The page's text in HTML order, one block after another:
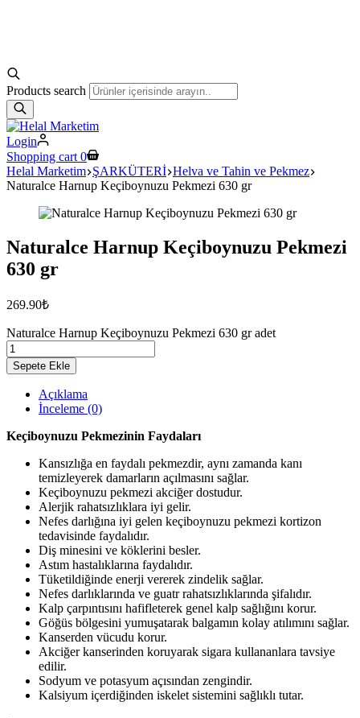
Products search
Login
Shopping cart 0
Helal Marketim ŞARKÜTERİ Helva ve Tahin ve Pekmez
Naturalce Harnup Keçiboynuzu Pekmezi 630 gr
Naturalce Harnup Keçiboynuzu Pekmezi
630 gr
269.90₺
Naturalce Harnup Keçiboynuzu Pekmezi 630 gr adet
Sepete Ekle
Açıklama
İnceleme (0)
Keçiboynuzu Pekmezinin Faydaları
Kansızlığa en faydalı pekmezdir, aynı zamanda kanı
temizleyerek damarların açılmasını sağlar.
Keçiboynuzu pekmezi akciğer dostudur.
Alerjik rahatsızlıklara iyi gelir.
Nefes darlığına iyi gelen keçiboynuzu pekmezi kortizon
tedavisinde faydalıdır.
Diş minesini ve köklerini besler.
Astım hastalıklarına faydalıdır.
Tüketildiğinde enerji vererek zindelik sağlar.
Nefes darlıklarında ve guatr rahatsızlıklarında şifalıdır.
Kalp çarpıntısını hafifleterek genel kalp sağlığını korur.
Göğüs bölgesini yumuşatarak balgamın kolay atılımını sağlar.
Kanserden vücudu korur.
Akciğer kanserinden koruyarak sigara kullananlara tavsiye
edilir.
Sodyum ve potasyum açısından zengindir.
Kalsiyum içerdiğinden iskelet sistemini sağlıklı tutar.